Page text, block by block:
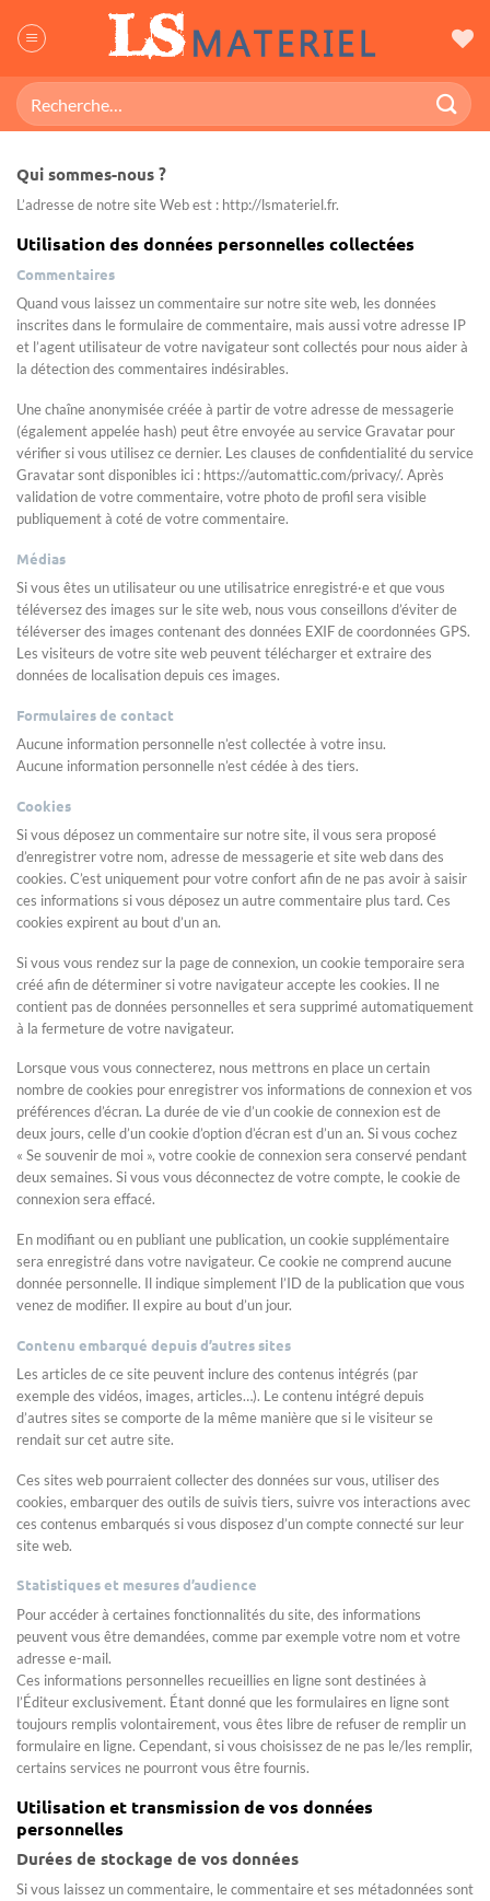
contenu
Recherche
pour :
Qui sommes-nous ?
L’adresse de notre site Web est : http://lsmateriel.fr.
Utilisation des données personnelles collectées
Commentaires
Quand vous laissez un commentaire sur notre site web, les données
inscrites dans le formulaire de commentaire, mais aussi votre adresse IP
et l’agent utilisateur de votre navigateur sont collectés pour nous aider à
la détection des commentaires indésirables.
Une chaîne anonymisée créée à partir de votre adresse de messagerie
(également appelée hash) peut être envoyée au service Gravatar pour
vérifier si vous utilisez ce dernier. Les clauses de confidentialité du service
Gravatar sont disponibles ici : https://automattic.com/privacy/. Après
validation de votre commentaire, votre photo de profil sera visible
publiquement à coté de votre commentaire.
Médias
Si vous êtes un utilisateur ou une utilisatrice enregistré·e et que vous
téléversez des images sur le site web, nous vous conseillons d’éviter de
téléverser des images contenant des données EXIF de coordonnées GPS.
Les visiteurs de votre site web peuvent télécharger et extraire des
données de localisation depuis ces images.
Formulaires de contact
Aucune information personnelle n’est collectée à votre insu.
Aucune information personnelle n’est cédée à des tiers.
Cookies
Si vous déposez un commentaire sur notre site, il vous sera proposé
d’enregistrer votre nom, adresse de messagerie et site web dans des
cookies. C’est uniquement pour votre confort afin de ne pas avoir à saisir
ces informations si vous déposez un autre commentaire plus tard. Ces
cookies expirent au bout d’un an.
Si vous vous rendez sur la page de connexion, un cookie temporaire sera
créé afin de déterminer si votre navigateur accepte les cookies. Il ne
contient pas de données personnelles et sera supprimé automatiquement
à la fermeture de votre navigateur.
Lorsque vous vous connecterez, nous mettrons en place un certain
nombre de cookies pour enregistrer vos informations de connexion et vos
préférences d’écran. La durée de vie d’un cookie de connexion est de
deux jours, celle d’un cookie d’option d’écran est d’un an. Si vous cochez
« Se souvenir de moi », votre cookie de connexion sera conservé pendant
deux semaines. Si vous vous déconnectez de votre compte, le cookie de
connexion sera effacé.
En modifiant ou en publiant une publication, un cookie supplémentaire
sera enregistré dans votre navigateur. Ce cookie ne comprend aucune
donnée personnelle. Il indique simplement l’ID de la publication que vous
venez de modifier. Il expire au bout d’un jour.
Contenu embarqué depuis d’autres sites
Les articles de ce site peuvent inclure des contenus intégrés (par
exemple des vidéos, images, articles…). Le contenu intégré depuis
d’autres sites se comporte de la même manière que si le visiteur se
rendait sur cet autre site.
Ces sites web pourraient collecter des données sur vous, utiliser des
cookies, embarquer des outils de suivis tiers, suivre vos interactions avec
ces contenus embarqués si vous disposez d’un compte connecté sur leur
site web.
Statistiques et mesures d’audience
Pour accéder à certaines fonctionnalités du site, des informations
peuvent vous être demandées, comme par exemple votre nom et votre
adresse e-mail.
Ces informations personnelles recueillies en ligne sont destinées à
l’Éditeur exclusivement. Étant donné que les formulaires en ligne sont
toujours remplis volontairement, vous êtes libre de refuser de remplir un
formulaire en ligne. Cependant, si vous choisissez de ne pas le/les remplir,
certains services ne pourront vous être fournis.
Utilisation et transmission de vos données
personnelles
Durées de stockage de vos données
Si vous laissez un commentaire, le commentaire et ses métadonnées sont